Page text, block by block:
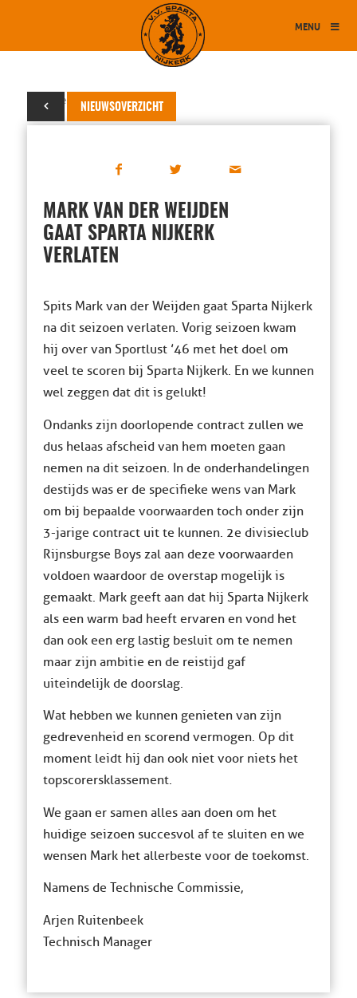
MENU
NIEUWSOVERZICHT
13 december 2023
MARK VAN DER WEIJDEN
GAAT SPARTA NIJKERK
VERLATEN
Spits Mark van der Weijden gaat Sparta Nijkerk
na dit seizoen verlaten. Vorig seizoen kwam
hij over van Sportlust ’46 met het doel om
veel te scoren bij Sparta Nijkerk. En we kunnen
wel zeggen dat dit is gelukt!
Ondanks zijn doorlopende contract zullen we
dus helaas afscheid van hem moeten gaan
nemen na dit seizoen. In de onderhandelingen
destijds was er de specifieke wens van Mark
om bij bepaalde voorwaarden toch onder zijn
3-jarige contract uit te kunnen. 2e divisieclub
Rijnsburgse Boys zal aan deze voorwaarden
voldoen waardoor de overstap mogelijk is
gemaakt. Mark geeft aan dat hij Sparta Nijkerk
als een warm bad heeft ervaren en vond het
dan ook een erg lastig besluit om te nemen
maar zijn ambitie en de reistijd gaf
uiteindelijk de doorslag.
Wat hebben we kunnen genieten van zijn
gedrevenheid en scorend vermogen. Op dit
moment leidt hij dan ook niet voor niets het
topscorersklassement.
We gaan er samen alles aan doen om het
huidige seizoen succesvol af te sluiten en we
wensen Mark het allerbeste voor de toekomst.
Namens de Technische Commissie,
Arjen Ruitenbeek
Technisch Manager